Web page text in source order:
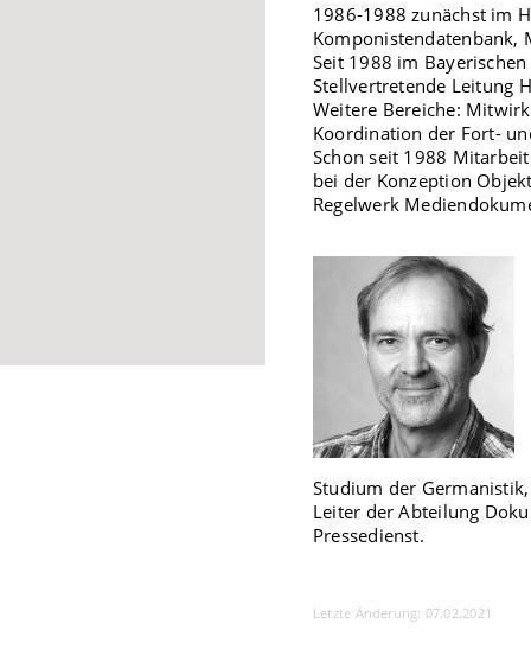
1986-1988 zunächst im
Komponistendatenbank,
Seit 1988 im
Stellvertretende Leitung
Weitere Bereiche:
Koordination der Fort-
Schon seit 1988
bei der Konzeption
Regelwerk
Studium der
Leiter der Abteilung
Pressedienst.
Letzte Änderung: 07.02.2021